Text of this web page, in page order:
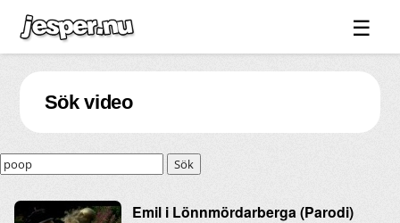
☰
Spel ↓
Bilder ↓
Forum ↓
Länkar
Videos
Sök video
Sök
Emil i Lönnmördarberga (Parodi)